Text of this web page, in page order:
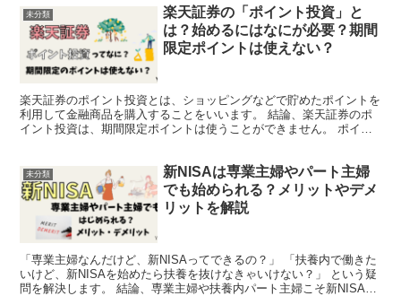
未分類
楽天証券の「ポイント投資」と
は？始めるにはなにが必要？期間
限定ポイントは使えない？
楽天証券のポイント投資とは、ショッピングなどで貯めたポイントを
利用して金融商品を購入することをいいます。 結論、楽天証券のポ
イント投資は、期間限定ポイントは使うことができません。 ポイン
未分類
新NISAは専業主婦やパート主婦
でも始められる？メリットやデメ
リットを解説
「専業主婦なんだけど、新NISAってできるの？」 「扶養内で働きた
いけど、新NISAを始めたら扶養を抜けなきゃいけない？」 という疑
問を解決します。 結論、専業主婦や扶養内パート主婦こそ新NISAを